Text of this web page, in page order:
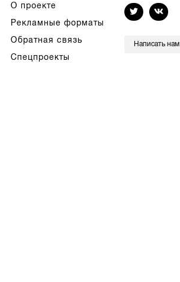
О проекте
Рекламные форматы
Обратная связь
Спецпроекты
Написать нам